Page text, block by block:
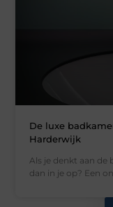
De luxe
Harderwijk
Als je denkt aan
dan in je op? Een